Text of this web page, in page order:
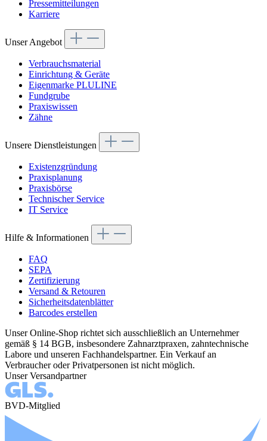
Pressemitteilungen
Karriere
Unser Angebot
Verbrauchsmaterial
Einrichtung & Geräte
Eigenmarke PLULINE
Fundgrube
Praxiswissen
Zähne
Unsere Dienstleistungen
Existenzgründung
Praxisplanung
Praxisbörse
Technischer Service
IT Service
Hilfe & Informationen
FAQ
SEPA
Zertifizierung
Versand & Retouren
Sicherheitsdatenblätter
Barcodes erstellen
Unser Online-Shop richtet sich ausschließlich an Unternehmer
gemäß § 14 BGB, insbesondere Zahnarztpraxen, zahntechnische
Labore und unseren Fachhandelspartner. Ein Verkauf an
Verbraucher oder Privatpersonen ist nicht möglich.
Unser Versandpartner
BVD-Mitglied